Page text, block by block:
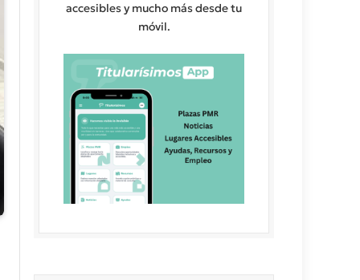
accesibles y mucho más desde tu
móvil.